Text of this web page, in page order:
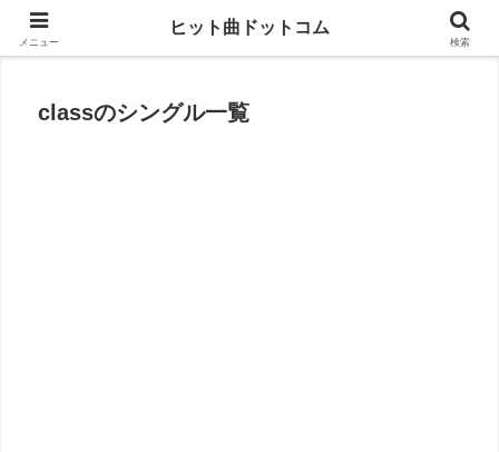
思い出の曲がすぐに見つかる
classのシングル一覧
メニュー
ヒット曲ドットコム
検索